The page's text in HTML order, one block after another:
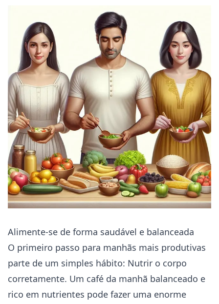
Alimente-se de forma saudável e balanceada
O primeiro passo para manhãs mais produtivas
parte de um simples hábito: Nutrir o corpo
corretamente. Um café da manhã balanceado e
rico em nutrientes pode fazer uma enorme